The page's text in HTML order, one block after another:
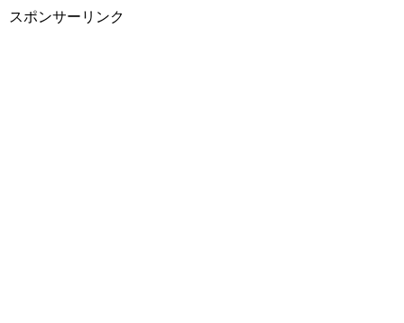
スポンサーリンク